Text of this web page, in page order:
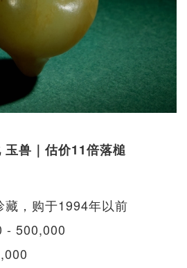
兽｜估价11倍落槌
，购于1994年以前
- 500,000